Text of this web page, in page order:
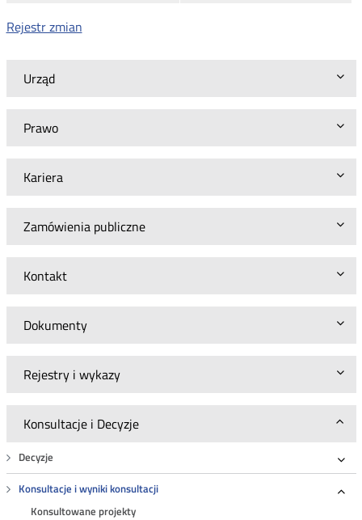
Urząd
Prawo
Kariera
Zamówienia publiczne
Kontakt
Dokumenty
Rejestry i wykazy
Konsultacje i Decyzje
Decyzje
Konsultacje i wyniki konsultacji
Konsultowane projekty
Rejestr zmian